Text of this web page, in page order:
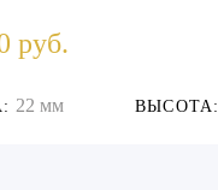
руб.
22 мм ВЫСОТА: